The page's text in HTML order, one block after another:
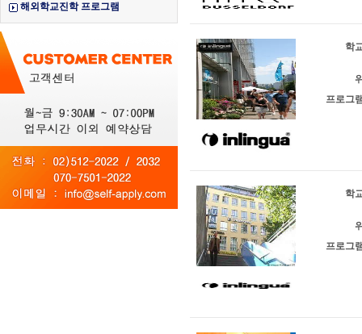
해외학교진학 프로그램
학
프로그
학
프로그